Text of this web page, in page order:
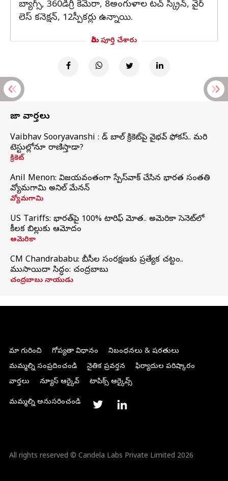
బ్యాగ్స్, 360డిగ్రీ కెమెరా, 8అంగుళాల టచ్ స్క్రీన్, వైర్
లెస్ కనెక్షన్, 12స్పీకర్లు ఉన్నాయి.
మీరు పూర్తి చేశారు
తాజా వార్తలు
Vaibhav Sooryavanshi : రెడ్ బాల్ క్రికెట్‌పై వైభవ్ ఫోకస్.. మరి
టెస్టుల్లోనూ రాణిస్తాడా?
క్రికెట్
Anil Menon: విజయవంతంగా స్పేస్‌వాక్‌ చేసిన భారత సంతతి
వ్యోమగామి అనిల్‌ మేనన్
వ్యోమగామి
US Tariffs: భారత్‌పై 100% టారిఫ్‌ మోత.. అమెరికా సెనెట్‌లో
కీలక బిల్లుకు ఆమోదం
అమెరికా
CM Chandrababu: బీసీల సంరక్షణకు ప్రత్యేక చట్టం..
ముసాయిదా సిద్ధం: చంద్రబాబు
చంద్రబాబు నాయుడు
మా గురించి గోప్యతా విధానం
నిబంధనలు & షరతులు
మమ్మల్ని సంప్రదించండి
నైతిక ప్రవర్తన
ఫిర్యాదుల పరిష్కారం
వార్తలు
న్యూస్ ఆర్కైవ్ టాపిక్స్ ఆర్కైవ్స్
మమ్మల్ని అనుసరించండి
All rights reserved © Candela Labs Private Limited 2026